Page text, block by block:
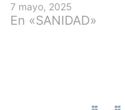
7 mayo, 2025
En «SANIDAD»